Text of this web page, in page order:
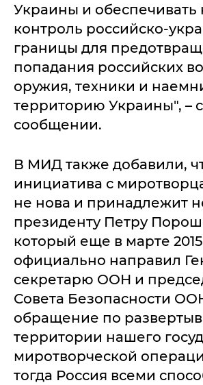
Украины и
контроль российско-
границы для
попадания российских
оружия, техники и
территорию Украины", –
сообщении.
В МИД также добавили,
инициатива с
не нова и принадлежит
президенту Петру
который еще в марте
официально направил
секретарю ООН и
Совета Безопасности
обращение по
территории нашего
миротворческой
тогда Россия всеми